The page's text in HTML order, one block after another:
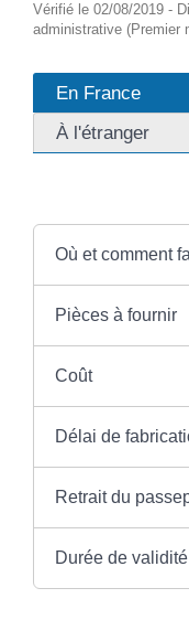
Vérifié le 02/08/2019 -
administrative (Premier
En France
À l'étranger
Où et comment
Pièces à fournir
Coût
Délai de
Retrait du
Durée de validité